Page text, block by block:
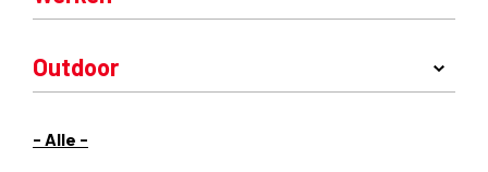
- Alle -
Outdoor